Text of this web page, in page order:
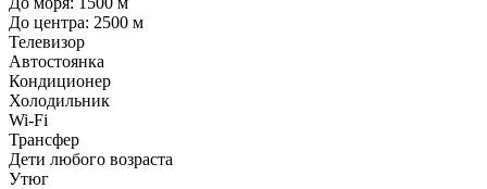
До центра: 2500 м
Телевизор
Автостоянка
Кондиционер
Холодильник
Wi-Fi
Трансфер
Дети любого возраста
Утюг